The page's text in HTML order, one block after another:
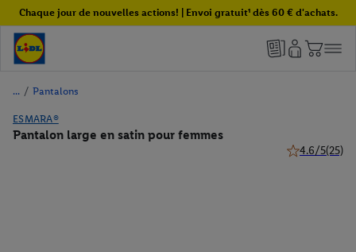
Chaque jour de nouvelles actions! | Envoi gratuit¹ dès 60 € d'achats.
/ Pantalons
ESMARA®
Pantalon large en satin pour femmes
4.6/5(25)